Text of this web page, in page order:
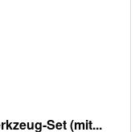
Set (mit...